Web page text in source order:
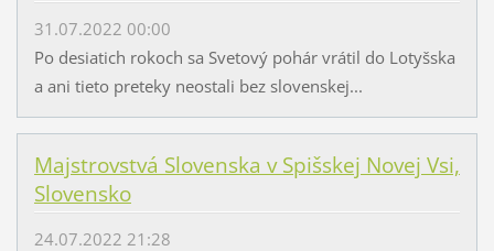
31.07.2022 00:00
Po desiatich rokoch sa Svetový pohár vrátil do Lotyšska
a ani tieto preteky neostali bez slovenskej...
Majstrovstvá Slovenska v Spišskej Novej Vsi,
Slovensko
24.07.2022 21:28